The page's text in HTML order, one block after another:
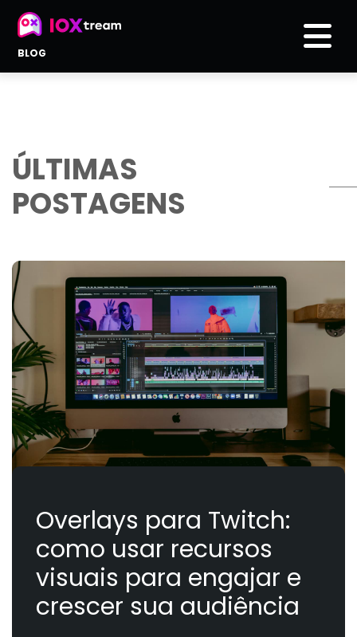
BLOG
ÚLTIMAS
POSTAGENS
Overlays para Twitch:
como usar recursos
visuais para engajar e
crescer sua audiência